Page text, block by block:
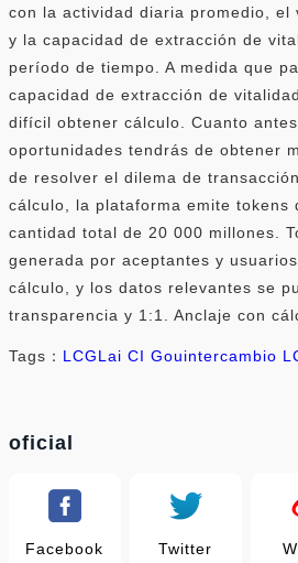
con la actividad diaria promedio, el
y la capacidad de extracción de
período de tiempo. A medida que
capacidad de extracción de
difícil obtener cálculo. Cuanto
oportunidades tendrás de obtener
de resolver el dilema de
cálculo, la plataforma emite tokens
cantidad total de 20 000 millones.
generada por aceptantes y
cálculo, y los datos relevantes se
transparencia y 1:1. Anclaje con
Tags： LCGLai CI Gouintercambio
oficial
Facebook Twitter